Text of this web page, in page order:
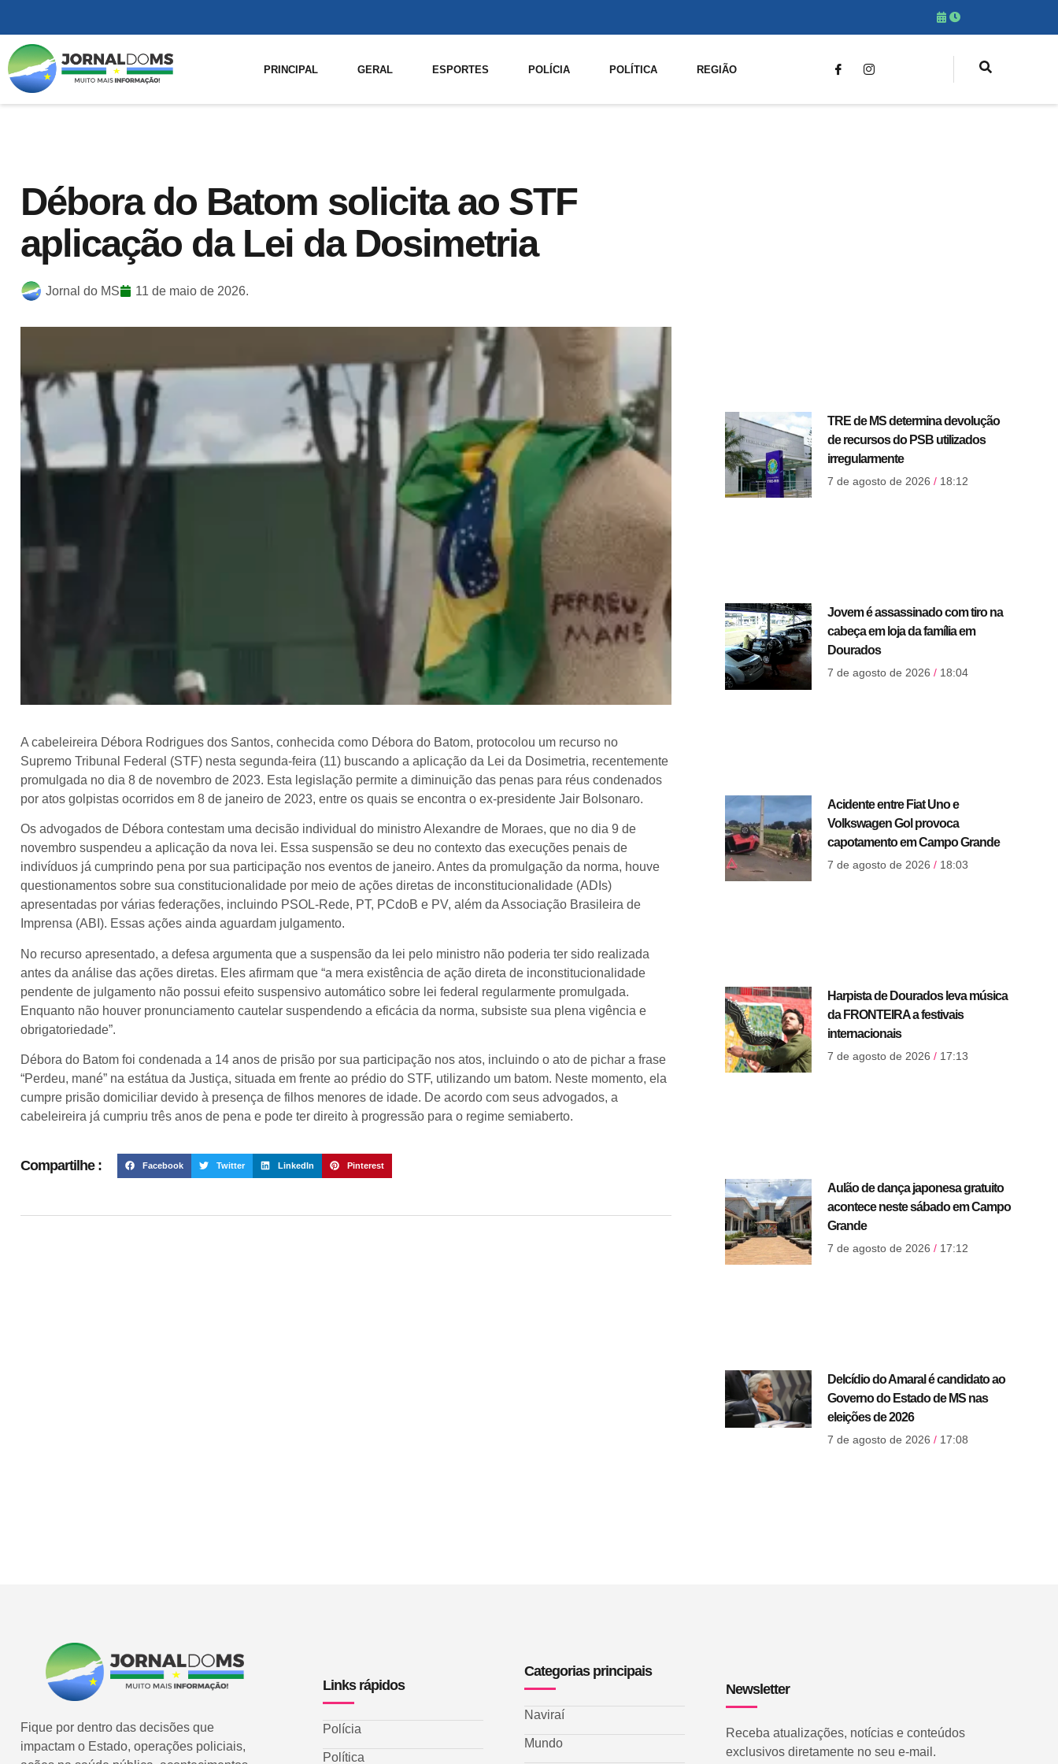
PRINCIPAL GERAL ESPORTES POLÍCIA POLÍTICA REGIÃO
Débora do Batom solicita ao STF
aplicação da Lei da Dosimetria
Jornal do MS 11 de maio de 2026.
A cabeleireira Débora Rodrigues dos Santos, conhecida como Débora do Batom, protocolou um recurso no
Supremo Tribunal Federal (STF) nesta segunda-feira (11) buscando a aplicação da Lei da Dosimetria, recentemente
promulgada no dia 8 de novembro de 2023. Esta legislação permite a diminuição das penas para réus condenados
por atos golpistas ocorridos em 8 de janeiro de 2023, entre os quais se encontra o ex-presidente Jair Bolsonaro.
Os advogados de Débora contestam uma decisão individual do ministro Alexandre de Moraes, que no dia 9 de
novembro suspendeu a aplicação da nova lei. Essa suspensão se deu no contexto das execuções penais de
indivíduos já cumprindo pena por sua participação nos eventos de janeiro. Antes da promulgação da norma, houve
questionamentos sobre sua constitucionalidade por meio de ações diretas de inconstitucionalidade (ADIs)
apresentadas por várias federações, incluindo PSOL-Rede, PT, PCdoB e PV, além da Associação Brasileira de
Imprensa (ABI). Essas ações ainda aguardam julgamento.
No recurso apresentado, a defesa argumenta que a suspensão da lei pelo ministro não poderia ter sido realizada
antes da análise das ações diretas. Eles afirmam que “a mera existência de ação direta de inconstitucionalidade
pendente de julgamento não possui efeito suspensivo automático sobre lei federal regularmente promulgada.
Enquanto não houver pronunciamento cautelar suspendendo a eficácia da norma, subsiste sua plena vigência e
obrigatoriedade”.
Débora do Batom foi condenada a 14 anos de prisão por sua participação nos atos, incluindo o ato de pichar a frase
“Perdeu, mané” na estátua da Justiça, situada em frente ao prédio do STF, utilizando um batom. Neste momento, ela
cumpre prisão domiciliar devido à presença de filhos menores de idade. De acordo com seus advogados, a
cabeleireira já cumpriu três anos de pena e pode ter direito à progressão para o regime semiaberto.
Compartilhe : Facebook Twitter LinkedIn Pinterest
TRE de MS determina devolução
de recursos do PSB utilizados
irregularmente
7 de agosto de 2026 18:12
Jovem é assassinado com tiro na
cabeça em loja da família em
Dourados
7 de agosto de 2026 18:04
Acidente entre Fiat Uno e
Volkswagen Gol provoca
capotamento em Campo Grande
7 de agosto de 2026 18:03
Harpista de Dourados leva música
da FRONTEIRA a festivais
internacionais
7 de agosto de 2026 17:13
Aulão de dança japonesa gratuito
acontece neste sábado em Campo
Grande
7 de agosto de 2026 17:12
Delcídio do Amaral é candidato ao
Governo do Estado de MS nas
eleições de 2026
7 de agosto de 2026 17:08
Fique por dentro das decisões que
impactam o Estado, operações policiais,
Links rápidos
Polícia
Política
Categorias principais
Naviraí
Mundo
Newsletter
Receba atualizações, notícias e conteúdos
exclusivos diretamente no seu e-mail.